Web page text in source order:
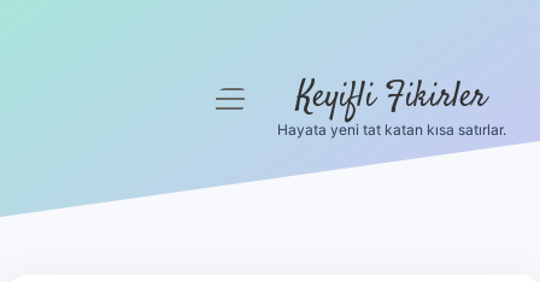
menüyü
Keyifli Fikirler
Hayata yeni tat katan kısa satırlar.